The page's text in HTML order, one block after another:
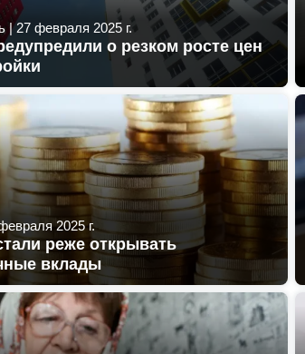
|27 февраля 2025 г.
о резком росте цен
2025 г.
реже открывать
вклады